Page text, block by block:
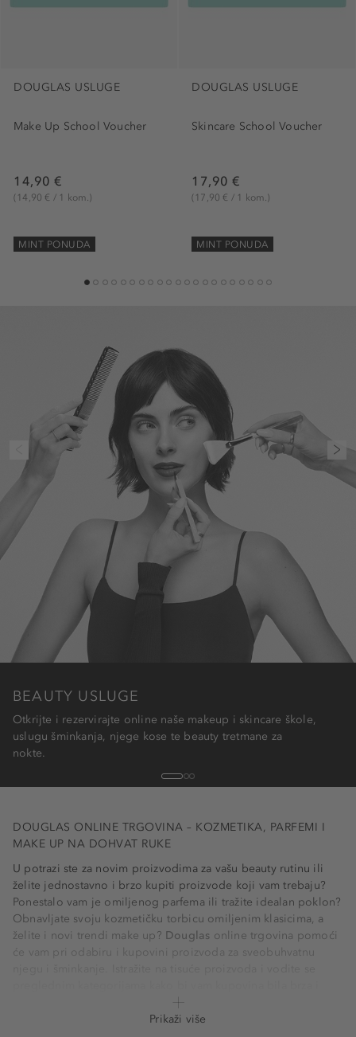
DOUGLAS USLUGE
Make Up School Voucher
14,90 €
(14,90 € / 1 kom.)
MINT PONUDA
DOUGLAS USLUGE
Skincare School Voucher
17,90 €
(17,90 € / 1 kom.)
MINT PONUDA
1 2 3 4 5 6 7 8 9 101112131415161718
BEAUTY USLUGE
Otkrijte i rezervirajte online naše makeup i skincare škole,
uslugu šminkanja, njege kose te beauty tretmane za
nokte.
1
DOUGLAS ONLINE TRGOVINA – KOZMETIKA, PARFEMI I
MAKE UP NA DOHVAT RUKE
U potrazi ste za novim proizvodima za vašu beauty rutinu ili
želite jednostavno i brzo kupiti proizvode koji vam trebaju?
Ponestalo vam je omiljenog parfema ili tražite idealan poklon?
Obnavljate svoju kozmetičku torbicu omiljenim klasicima, a
želite i novi trendi make up? Douglas online trgovina pomoći
će vam pri odabiru i kupovini proizvoda za sveobuhvatnu
jednostavna. Tu su dobro poznati brendovi kao što su
, kao i neki noviji poput brendova
Prikaži više